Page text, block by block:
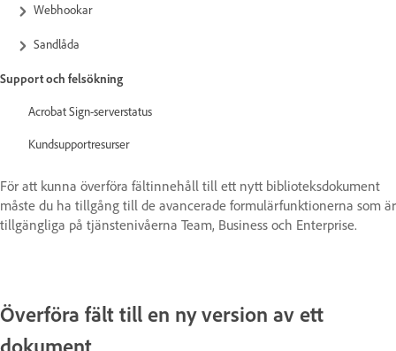
Webhookar
Sandlåda
Support och felsökning
Acrobat Sign-serverstatus
Kundsupportresurser
För att kunna överföra fältinnehåll till ett nytt biblioteksdokument
måste du ha tillgång till de avancerade formulärfunktionerna som är
tillgängliga på tjänstenivåerna Team, Business och Enterprise.
Överföra fält till en ny version av ett
dokument